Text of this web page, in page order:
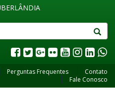
Perguntas Frequentes
Contato
Fale Conosco